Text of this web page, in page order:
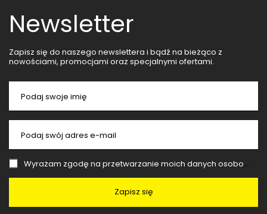
Newsletter
Zapisz się do naszego newslettera i bądź na bieżąco z
nowościami, promocjami oraz specjalnymi ofertami.
Podaj swoje imię
Podaj swój adres e-mail
Wyrażam zgodę na przetwarzanie moich danych osobowych (adres e-mail) na potrzeby wysyłki newslettera z informacją handlową (marketing). Więcej w
Zapisz się